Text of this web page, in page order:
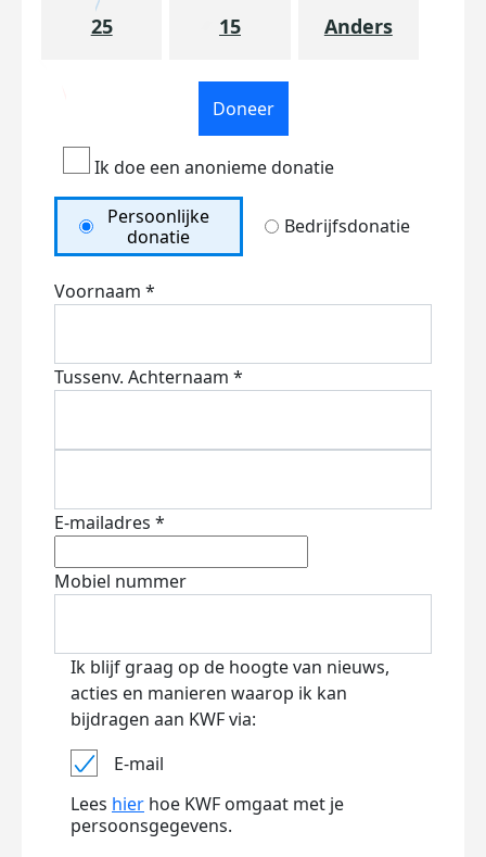
25 15 Anders
Doneer
Ik doe een anonieme donatie
Persoonlijke
donatie
Bedrijfsdonatie
Voornaam *
Tussenv. Achternaam *
E-mailadres *
Mobiel nummer
Ik blijf graag op de hoogte van nieuws,
acties en manieren waarop ik kan
bijdragen aan KWF via:
E-mail
Lees hier hoe KWF omgaat met je
persoonsgegevens.